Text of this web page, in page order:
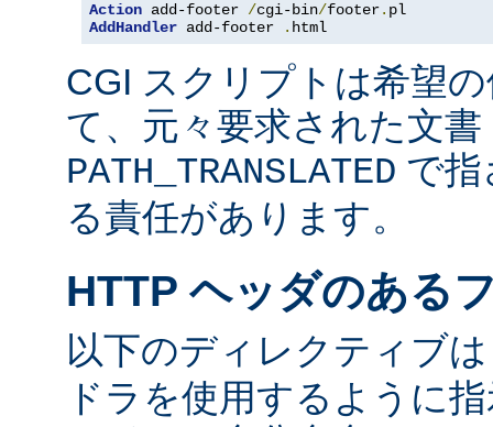
Action add-footer /cgi-bin/footer.
AddHandler add-footer . html
CGI スクリプトは希望
て、元々要求された文書
PATH_TRANSLATED で指
る責任があります。
HTTP ヘッダのある
以下のディレクティブ
ドラを使用するように